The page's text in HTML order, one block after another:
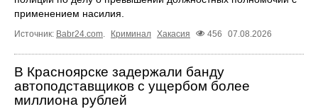
применением насилия.
Источник: Babr24.com. Криминал Хакасия 456 07.08.2026
В Красноярске задержали банду
автоподставщиков с ущербом более
миллиона рублей